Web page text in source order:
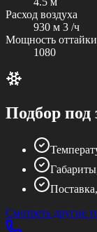
Расход воздуха
930 м 3 /ч
Мощность
1080
Подбор под
Смотреть другие